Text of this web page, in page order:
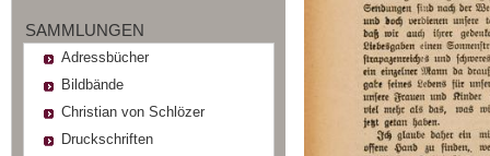
SAMMLUNGEN
Adressbücher
Bildbände
Christian von Schlözer
Druckschriften